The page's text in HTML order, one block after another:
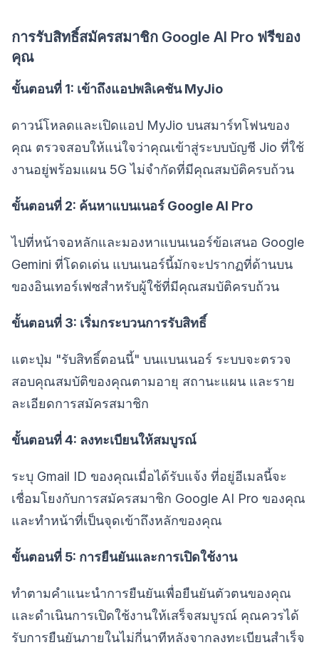
การรับสิทธิ์สมัครสมาชิก Google AI Pro ฟรีของ
คุณ
ขั้นตอนที่ 1: เข้าถึงแอปพลิเคชัน MyJio
ดาวน์โหลดและเปิดแอป MyJio บนสมาร์ทโฟนของ
คุณ ตรวจสอบให้แน่ใจว่าคุณเข้าสู่ระบบบัญชี Jio ที่ใช้
งานอยู่พร้อมแผน 5G ไม่จำกัดที่มีคุณสมบัติครบถ้วน
ขั้นตอนที่ 2: ค้นหาแบนเนอร์ Google AI Pro
ไปที่หน้าจอหลักและมองหาแบนเนอร์ข้อเสนอ Google
Gemini ที่โดดเด่น แบนเนอร์นี้มักจะปรากฏที่ด้านบน
ของอินเทอร์เฟซสำหรับผู้ใช้ที่มีคุณสมบัติครบถ้วน
ขั้นตอนที่ 3: เริ่มกระบวนการรับสิทธิ์
แตะปุ่ม "รับสิทธิ์ตอนนี้" บนแบนเนอร์ ระบบจะตรวจ
สอบคุณสมบัติของคุณตามอายุ สถานะแผน และราย
ละเอียดการสมัครสมาชิก
ขั้นตอนที่ 4: ลงทะเบียนให้สมบูรณ์
ระบุ Gmail ID ของคุณเมื่อได้รับแจ้ง ที่อยู่อีเมลนี้จะ
เชื่อมโยงกับการสมัครสมาชิก Google AI Pro ของคุณ
และทำหน้าที่เป็นจุดเข้าถึงหลักของคุณ
ขั้นตอนที่ 5: การยืนยันและการเปิดใช้งาน
ทำตามคำแนะนำการยืนยันเพื่อยืนยันตัวตนของคุณ
และดำเนินการเปิดใช้งานให้เสร็จสมบูรณ์ คุณควรได้
รับการยืนยันภายในไม่กี่นาทีหลังจากลงทะเบียนสำเร็จ